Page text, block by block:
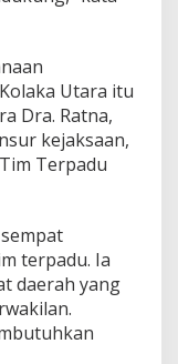
Utara itu
Dra. Ratna,
kejaksaan,
Terpadu
terpadu. Ia
daerah yang